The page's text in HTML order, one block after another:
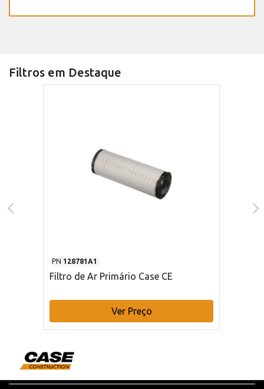
Filtros em Destaque
PN 128781A1
Filtro de Ar Primário Case CE
Ver Preço